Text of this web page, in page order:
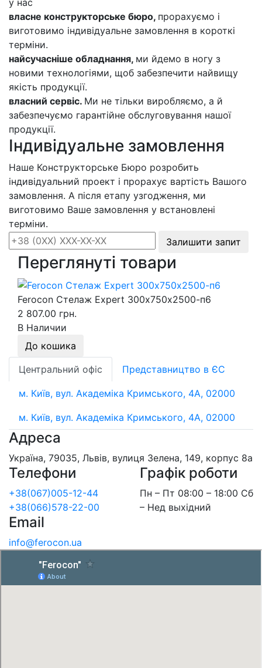
у нас
власне конструкторське бюро, прорахуємо і
виготовимо індивідуальне замовлення в короткі
терміни.
найсучасніше обладнання, ми йдемо в ногу з
новими технологіями, щоб забезпечити найвищу
якість продукції.
власний сервіс. Ми не тільки виробляємо, а й
забезпечуємо гарантійне обслуговування нашої
продукції.
Індивідуальне замовлення
Наше Конструкторське Бюро розробить
індивідуальний проект і прорахує вартість Вашого
замовлення. А після етапу узгодження, ми
виготовимо Ваше замовлення у встановлені
терміни.
Залишити запит
Переглянуті товари
Ferocon Стелаж Expert 300х750х2500-п6
2 807.00 грн.
В Наличии
До кошика
Центральний офіс
Представництво в ЄС
м. Київ, вул. Академіка Кримського, 4А, 02000
м. Київ, вул. Академіка Кримського, 4А, 02000
Адреса
Україна, 79035, Львів, вулиця Зелена, 149, корпус 8а
Телефони
+38(067)005-12-44
+38(066)578-22-00
Графік роботи
Пн – Пт 08:00 – 18:00 Сб
– Нед выхідний
Email
info@ferocon.ua